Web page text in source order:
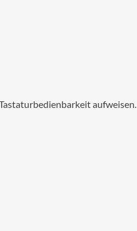
aufweisen.